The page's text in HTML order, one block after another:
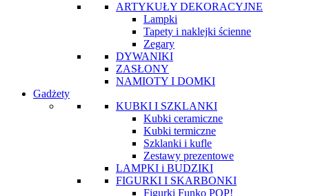
ARTYKUŁY DEKORACYJNE
Lampki
Tapety i naklejki ścienne
Zegary
DYWANIKI
ZASŁONY
NAMIOTY I DOMKI
Gadżety
KUBKI I SZKLANKI
Kubki ceramiczne
Kubki termiczne
Szklanki i kufle
Zestawy prezentowe
LAMPKI i BUDZIKI
FIGURKI I SKARBONKI
Figurki Funko POP!